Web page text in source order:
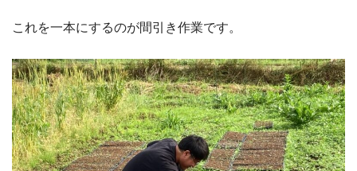
これを一本にするのが間引き作業です。